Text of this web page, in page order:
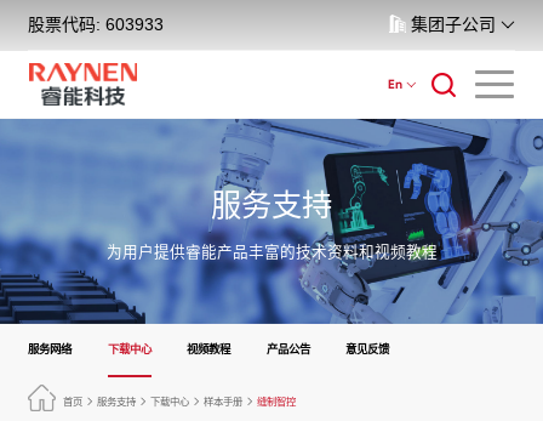
股票代码: 603933 集团子公司
En
服务支持
为用户提供睿能产品丰富的技术资料和视频教程
服务网络 下载中心 视频教程 产品公告 意见反馈
首页 服务支持 下载中心 样本手册 缝制智控